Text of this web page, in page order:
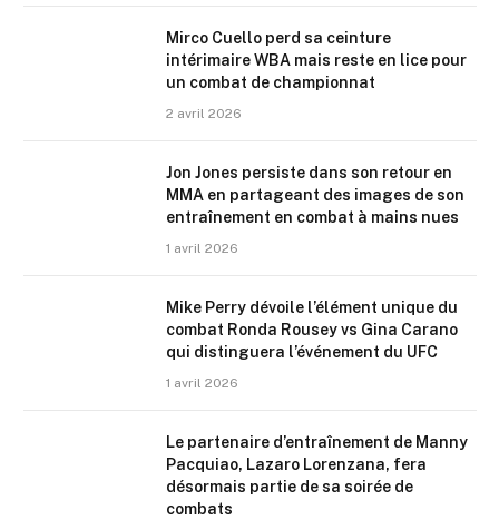
Mirco Cuello perd sa ceinture
intérimaire WBA mais reste en lice pour
un combat de championnat
2 avril 2026
Jon Jones persiste dans son retour en
MMA en partageant des images de son
entraînement en combat à mains nues
1 avril 2026
Mike Perry dévoile l’élément unique du
combat Ronda Rousey vs Gina Carano
qui distinguera l’événement du UFC
1 avril 2026
Le partenaire d’entraînement de Manny
Pacquiao, Lazaro Lorenzana, fera
désormais partie de sa soirée de
combats